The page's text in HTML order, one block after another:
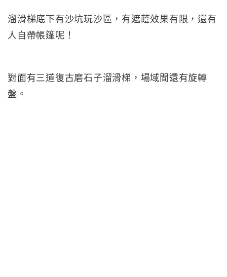
溜滑梯底下有沙坑玩沙區，有遮蔭效果有限，還有
人自帶帳篷呢！
對面有三道復古磨石子溜滑梯，場域間還有旋轉
盤。